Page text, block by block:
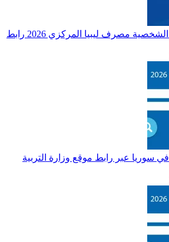
منظومة الأغراض الشخصية مصرف ليبيا المركزي 2026 رابط
نتائج التاسع 2026 في سوريا عبر رابط موقع وزارة التربية